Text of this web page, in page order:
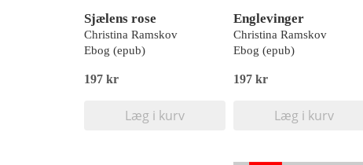
Sjælens rose
Christina Ramskov
Ebog (epub)
197 kr
Læg i kurv
Englevinger
Christina Ramskov
Ebog (epub)
197 kr
Læg i kurv